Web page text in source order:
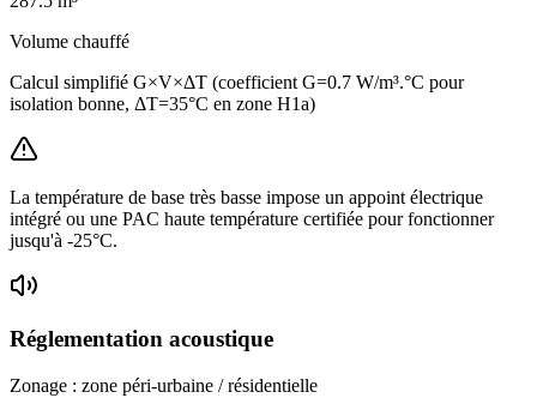
Volume chauffé
Calcul simplifié G×V×ΔT (coefficient G=0.7 W/m³.°C pour
isolation bonne, ΔT=35°C en zone H1a)
La température de base très basse impose un appoint électrique
intégré ou une PAC haute température certifiée pour fonctionner
jusqu'à -25°C.
Réglementation acoustique
Zonage : zone péri-urbaine / résidentielle